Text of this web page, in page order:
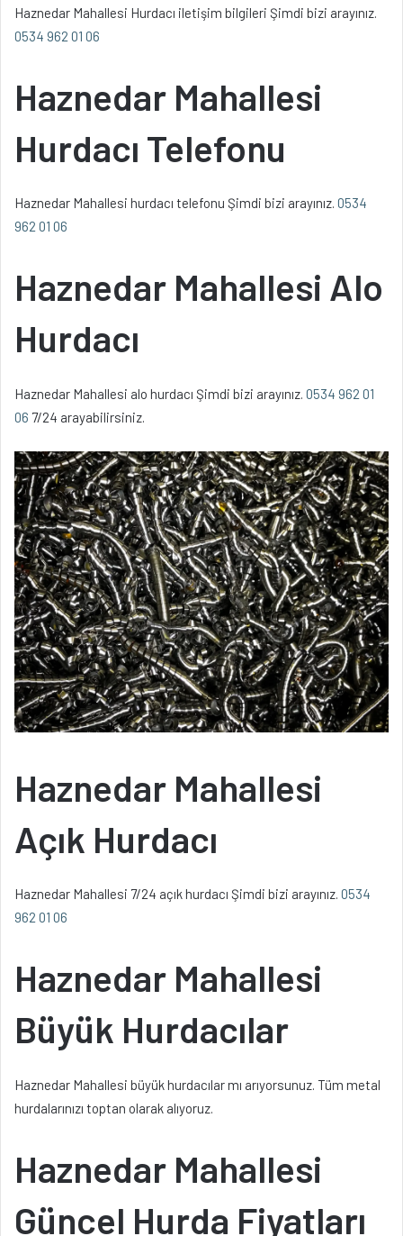
Haznedar Mahallesi Hurdacı iletişim bilgileri Şimdi bizi arayınız.
0534 962 01 06
Haznedar Mahallesi
Hurdacı Telefonu
Haznedar Mahallesi hurdacı telefonu Şimdi bizi arayınız. 0534
962 01 06
Haznedar Mahallesi Alo
Hurdacı
Haznedar Mahallesi alo hurdacı Şimdi bizi arayınız. 0534 962 01
06 7/24 arayabilirsiniz.
Haznedar Mahallesi
Açık Hurdacı
Haznedar Mahallesi 7/24 açık hurdacı Şimdi bizi arayınız. 0534
962 01 06
Haznedar Mahallesi
Büyük Hurdacılar
Haznedar Mahallesi büyük hurdacılar mı arıyorsunuz. Tüm metal
hurdalarınızı toptan olarak alıyoruz.
Haznedar Mahallesi
Güncel Hurda Fiyatları